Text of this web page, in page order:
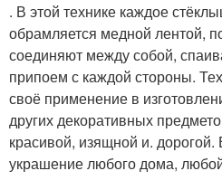
. В этой технике каждое
обрамляется медной лентой,
соединяют между собой,
припоем с каждой стороны.
своё применение в
других декоративных
красивой, изящной и.
украшение любого дома,